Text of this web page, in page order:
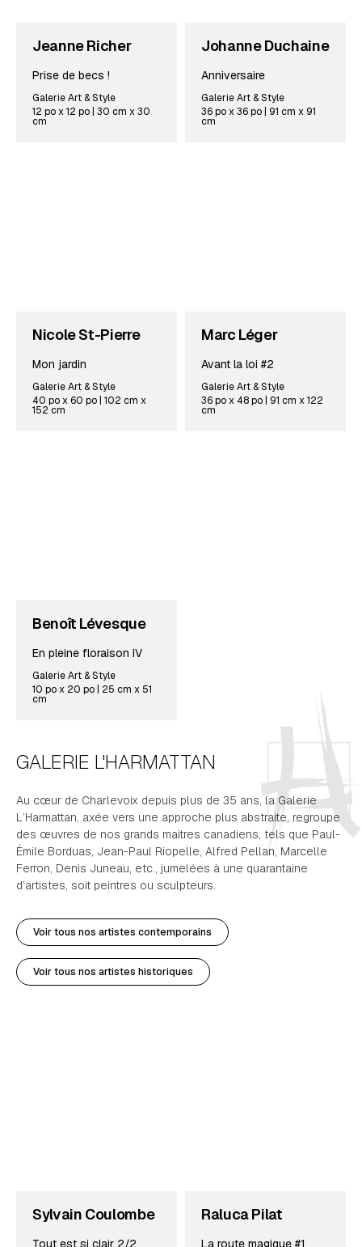
Jeanne Richer
Prise de becs !
Galerie Art & Style
12 po x 12 po | 30 cm x 30
cm
Johanne Duchaine
Anniversaire
Galerie Art & Style
36 po x 36 po | 91 cm x 91
cm
Nicole St-Pierre
Mon jardin
Galerie Art & Style
40 po x 60 po | 102 cm x
152 cm
Marc Léger
Avant la loi #2
Galerie Art & Style
36 po x 48 po | 91 cm x 122
cm
Benoît Lévesque
En pleine floraison IV
Galerie Art & Style
10 po x 20 po | 25 cm x 51
cm
GALERIE L'HARMATTAN
Au cœur de Charlevoix depuis plus de 35 ans, la Galerie
L’Harmattan, axée vers une approche plus abstraite, regroupe
des œuvres de nos grands maîtres canadiens, tels que Paul-
Émile Borduas, Jean-Paul Riopelle, Alfred Pellan, Marcelle
Ferron, Denis Juneau, etc., jumelées à une quarantaine
d’artistes, soit peintres ou sculpteurs.
Voir tous nos artistes contemporains
Voir tous nos artistes historiques
Sylvain Coulombe
Tout est si clair 2/2
Raluca Pilat
La route magique #1